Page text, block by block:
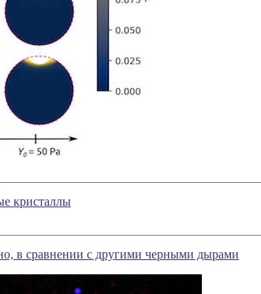
кристаллы
в сравнении с другими черными дырами